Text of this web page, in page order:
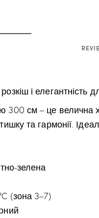
і елегантність
см – це велична
та гармонії.
зелена
(зона 3–7)